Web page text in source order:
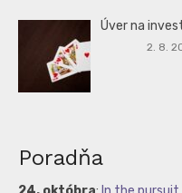
Úver na
2. 8.
Poradňa